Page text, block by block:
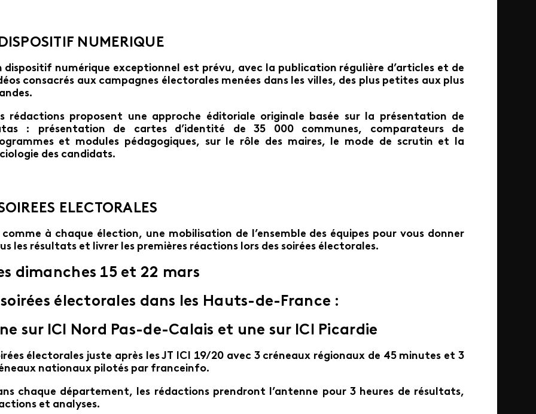
NUMERIQUE
dispositif numérique exceptionnel est prévu, avec la publication régulière d’articles et de
consacrés aux campagnes électorales menées dans les villes, des plus petites aux plus
rédactions proposent une approche éditoriale originale basée sur la présentation de
: présentation de cartes d’identité de 35 000 communes, comparateurs de
et modules pédagogiques, sur le rôle des maires, le mode de scrutin et la
des candidats.
ELECTORALES
comme à chaque élection, une mobilisation de l’ensemble des équipes pour vous donner
les résultats et livrer les premières réactions lors des soirées électorales.
dimanches 15 et 22 mars
électorales dans les Hauts-de-France :
sur ICI Nord Pas-de-Calais et une sur ICI Picardie
électorales juste après les JT ICI 19/20 avec 3 créneaux régionaux de 45 minutes et 3
nationaux pilotés par franceinfo.
chaque département, les rédactions prendront l’antenne pour 3 heures de résultats,
et analyses.